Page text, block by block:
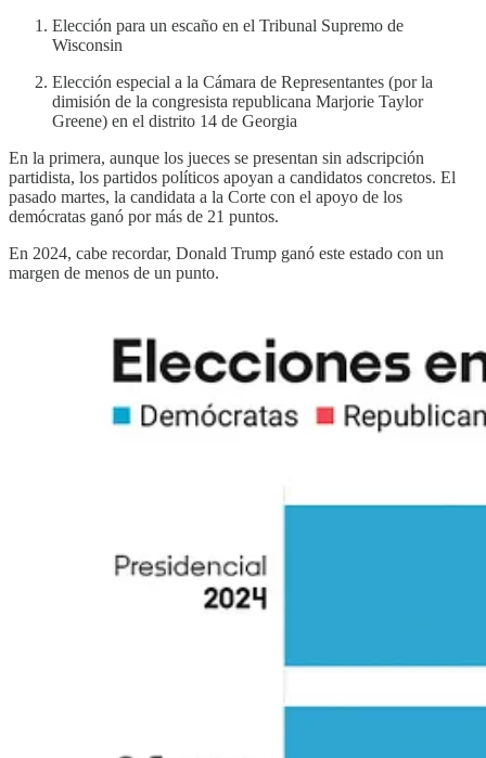
Elección para un escaño en el Tribunal Supremo de
Wisconsin
Elección especial a la Cámara de Representantes (por la
dimisión de la congresista republicana Marjorie Taylor
Greene) en el distrito 14 de Georgia
En la primera, aunque los jueces se presentan sin adscripción
partidista, los partidos políticos apoyan a candidatos concretos. El
pasado martes, la candidata a la Corte con el apoyo de los
demócratas ganó por más de 21 puntos.
En 2024, cabe recordar, Donald Trump ganó este estado con un
margen de menos de un punto.